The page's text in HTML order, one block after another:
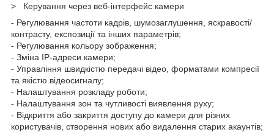
> Керування через веб-інтерфейс камери
- Регулювання частоти кадрів, шумозаглушення, яскравості/
контрасту, експозиції та інших параметрів;
- Регулювання кольору зображення;
- Зміна IP-адреси камери;
- Управління швидкістю передачі відео, форматами компресії
та якістю відеосигналу;
- Налаштування розкладу роботи;
- Налаштування зон та чутливості виявлення руху;
- Відкриття або закриття доступу до камери для різних
користувачів, створення нових або видалення старих акаунтів;